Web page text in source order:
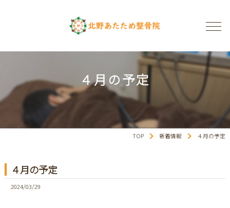
４月の予定
TOP 新着情報 ４月の予定
４月の予定
2024/03/29